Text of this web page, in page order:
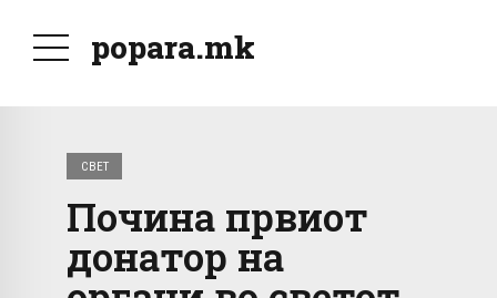
popara.mk
СВЕТ
Почина првиот
донатор на